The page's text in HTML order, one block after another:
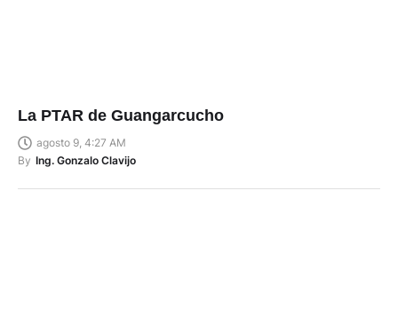
La PTAR de Guangarcucho
agosto 9, 4:27 AM
By Ing. Gonzalo Clavijo